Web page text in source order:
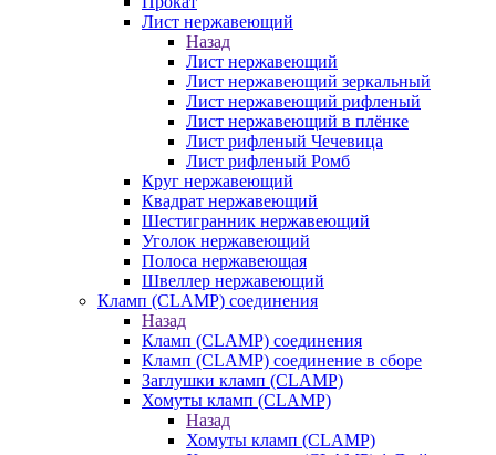
Лист нержавеющий
Назад
Лист нержавеющий
Лист нержавеющий зеркальный
Лист нержавеющий рифленый
Лист нержавеющий в плёнке
Лист рифленый Чечевица
Лист рифленый Ромб
Круг нержавеющий
Квадрат нержавеющий
Шестигранник нержавеющий
Уголок нержавеющий
Полоса нержавеющая
Швеллер нержавеющий
Кламп (CLAMP) соединения
Назад
Кламп (CLAMP) соединения
Кламп (CLAMP) соединение в сборе
Заглушки кламп (CLAMP)
Хомуты кламп (CLAMP)
Назад
Хомуты кламп (CLAMP)